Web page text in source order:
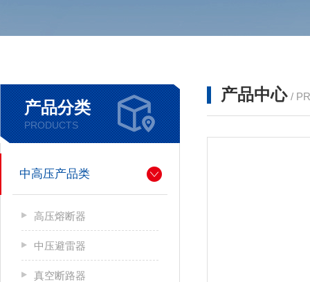
产品分类
PRODUCTS
中高压产品类
高压熔断器
中压避雷器
真空断路器
产品中心 /